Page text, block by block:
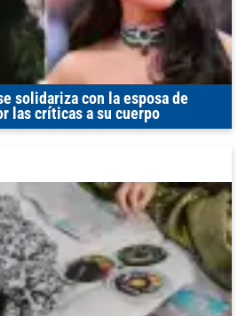
solidariza con la esposa de
las críticas a su cuerpo